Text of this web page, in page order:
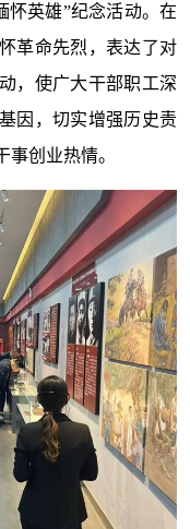
怀英雄”纪念活动。在
革命先烈，表达了对
，使广大干部职工深
因，切实增强历史责
创业热情。